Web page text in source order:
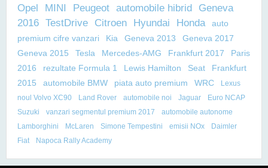
Opel
MINI Peugeot automobile hibrid
Geneva
2016 TestDrive Citroen Hyundai Honda
auto
premium cifre vanzari
Kia Geneva 2013
Geneva 2017
Geneva 2015
Tesla Mercedes-AMG Frankfurt 2017
Paris
2016
rezultate Formula 1 Lewis Hamilton Seat
Frankfurt
2015
automobile BMW piata auto premium WRC
Lexus
noul Volvo XC90
Land Rover automobile noi Jaguar
Euro NCAP
Suzuki
vanzari segmentul premium 2017
automobile autonome
Lamborghini
McLaren Simone Tempestini emisii NOx
Daimler
Fiat
Napoca Rally Academy